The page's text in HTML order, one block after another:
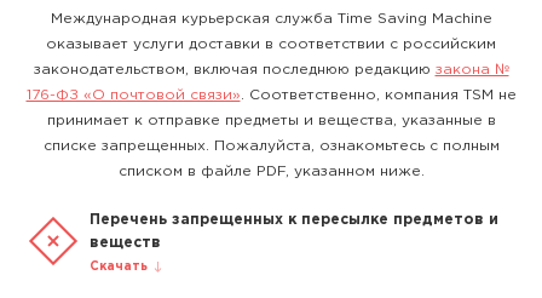
Международная курьерская служба Time Saving Machine
оказывает услуги доставки в соответствии с российским
законодательством, включая последнюю редакцию закона №
176-ФЗ «О почтовой связи» . Соответственно, компания TSM не
принимает к отправке предметы и вещества, указанные в
списке запрещенных. Пожалуйста, ознакомьтесь с полным
списком в файле PDF, указанном ниже.
Перечень запрещенных к пересылке предметов и
веществ
Скачать